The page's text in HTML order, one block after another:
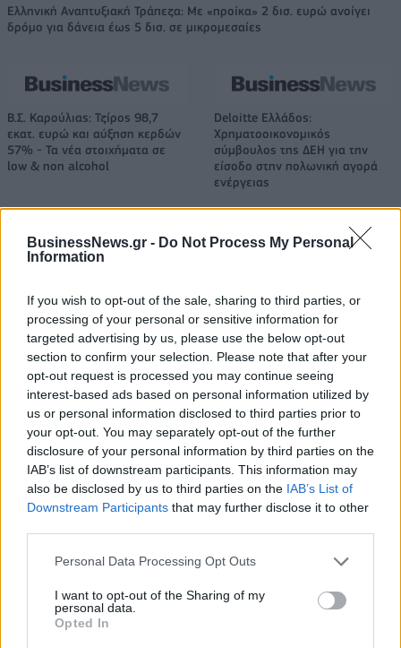
BusinessNews.gr - Do Not Process My Personal
Information
If you wish to opt-out of the sale, sharing to third parties, or
processing of your personal or sensitive information for
targeted advertising by us, please use the below opt-out
section to confirm your selection. Please note that after your
opt-out request is processed you may continue seeing
interest-based ads based on personal information utilized by
us or personal information disclosed to third parties prior to
your opt-out. You may separately opt-out of the further
disclosure of your personal information by third parties on the
IAB’s list of downstream participants. This information may
also be disclosed by us to third parties on the IAB’s List of
Downstream Participants that may further disclose it to other
Personal Data Processing Opt Outs
I want to opt-out of the Sharing of my
personal data.
Opted In
Ελληνική Αναπτυξιακή Τράπεζα: Με «προίκα» 2 δισ. ευρώ ανοίγει
δρόμο για δάνεια έως 5 δισ. σε μικρομεσαίες
Β.Σ. Καρούλιας: Τζίρος 98,7
εκατ. ευρώ και αύξηση κερδών
57% - Τα νέα στοιχήματα σε
low & non alcohol
Deloitte Ελλάδος:
Χρηματοοικονομικός
σύμβουλος της ΔΕΗ για την
είσοδο στην πολωνική αγορά
ενέργειας
Η Chery επενδύει 75 εκατ. δολάρια στην KG Mobility
Το FIAT 500 Hybrid τώρα από
18.990 ευρώ
Ατρόμητος και Novibet
συνεχίζουν μαζί: Ανανέωση της
συνεργασίας τους μέχρι το
18η συνεχόμενη χρονιά για τον ΟΤΕ στη διεθνή σειρά δεικτών
FTSE4Good
πύλες του σε όλους